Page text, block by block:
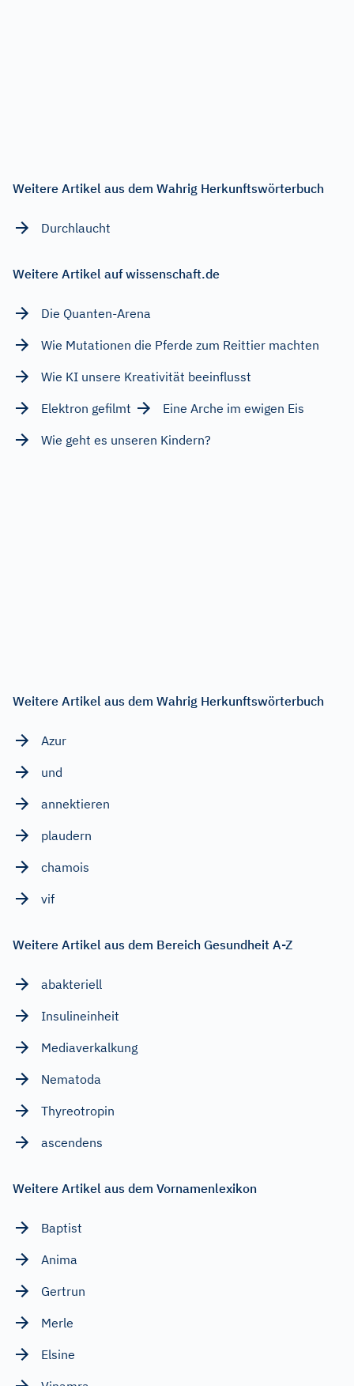
Weitere Artikel aus dem Wahrig Herkunftswörterbuch
Durchlaucht
Weitere Artikel auf wissenschaft.de
Die Quanten-Arena
Wie Mutationen die Pferde zum Reittier machten
Wie KI unsere Kreativität beeinflusst
Elektron gefilmt
Eine Arche im ewigen Eis
Wie geht es unseren Kindern?
Weitere Artikel aus dem Wahrig Herkunftswörterbuch
Azur
und
annektieren
plaudern
chamois
vif
Weitere Artikel aus dem Bereich Gesundheit A-Z
abakteriell
Insulineinheit
Mediaverkalkung
Nematoda
Thyreotropin
ascendens
Weitere Artikel aus dem Vornamenlexikon
Baptist
Anima
Gertrun
Merle
Elsine